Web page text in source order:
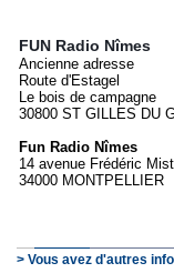
FUN Radio Nîmes
Ancienne adresse
Route d'Estagel
Le bois de campagne
30800 ST GILLES DU
Fun Radio Nîmes
14 avenue Frédéric
34000 MONTPELLIER
> Vous avez d'autres